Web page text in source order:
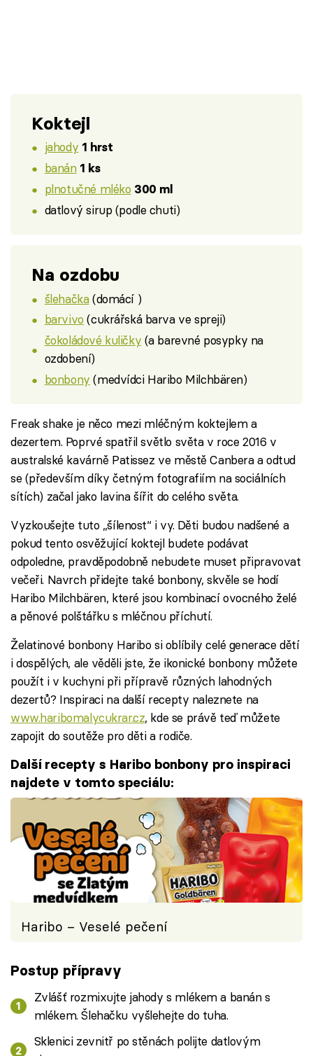
Koktejl
jahody 1 hrst
banán 1 ks
plnotučné mléko 300 ml
datlový sirup (podle chuti)
Na ozdobu
šlehačka(domácí )
barvivo (cukrářská barva ve spreji)
čokoládové kuličky (a barevné posypky na
ozdobení)
bonbony (medvídci Haribo Milchbären)
Freak shake je něco mezi mléčným koktejlem a
dezertem. Poprvé spatřil světlo světa v roce 2016 v
australské kavárně Patissez ve městě Canbera a odtud
se (především díky četným fotografiím na sociálních
sítích) začal jako lavina šířit do celého světa.
Vyzkoušejte tuto „šílenost“ i vy. Děti budou nadšené a
pokud tento osvěžující koktejl budete podávat
odpoledne, pravděpodobně nebudete muset připravovat
večeři. Navrch přidejte také bonbony, skvěle se hodí
Haribo Milchbären, které jsou kombinací ovocného želé
a pěnové polštářku s mléčnou příchutí.
Želatinové bonbony Haribo si oblíbily celé generace dětí
i dospělých, ale věděli jste, že ikonické bonbony můžete
použít i v kuchyni při přípravě různých lahodných
dezertů? Inspiraci na další recepty naleznete na
www.haribomalycukrar.cz, kde se právě teď můžete
zapojit do soutěže pro děti a rodiče.
Další recepty s Haribo bonbony pro inspiraci
najdete v tomto speciálu:
Haribo – Veselé pečení
Postup přípravy
Zvlášť rozmixujte jahody s mlékem a banán s
mlékem. Šlehačku vyšlehejte do tuha.
Sklenici zevnitř po stěnách polijte datlovým